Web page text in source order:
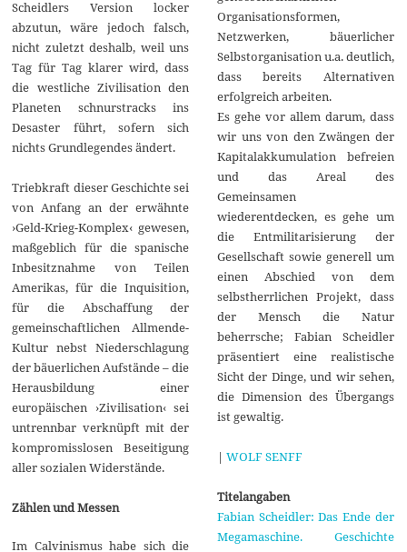
Scheidlers Version locker
abzutun, wäre jedoch falsch,
nicht zuletzt deshalb, weil uns
Tag für Tag klarer wird, dass
die westliche Zivilisation den
Planeten schnurstracks ins
Desaster führt, sofern sich
nichts Grundlegendes ändert.
Triebkraft dieser Geschichte sei
von Anfang an der erwähnte
›Geld-Krieg-Komplex‹ gewesen,
maßgeblich für die spanische
Inbesitznahme von Teilen
Amerikas, für die Inquisition,
für die Abschaffung der
gemeinschaftlichen Allmende-
Kultur nebst Niederschlagung
der bäuerlichen Aufstände – die
Herausbildung einer
europäischen ›Zivilisation‹ sei
untrennbar verknüpft mit der
kompromisslosen Beseitigung
aller sozialen Widerstände.
Zählen und Messen
Im Calvinismus habe sich die
Organisationsformen,
Netzwerken, bäuerlicher
Selbstorganisation u.a. deutlich,
dass bereits Alternativen
erfolgreich arbeiten.
Es gehe vor allem darum, dass
wir uns von den Zwängen der
Kapitalakkumulation befreien
und das Areal des
Gemeinsamen
wiederentdecken, es gehe um
die Entmilitarisierung der
Gesellschaft sowie generell um
einen Abschied von dem
selbstherrlichen Projekt, dass
der Mensch die Natur
beherrsche; Fabian Scheidler
präsentiert eine realistische
Sicht der Dinge, und wir sehen,
die Dimension des Übergangs
ist gewaltig.
| WOLF SENFF
Titelangaben
Fabian Scheidler: Das Ende der
Megamaschine. Geschichte